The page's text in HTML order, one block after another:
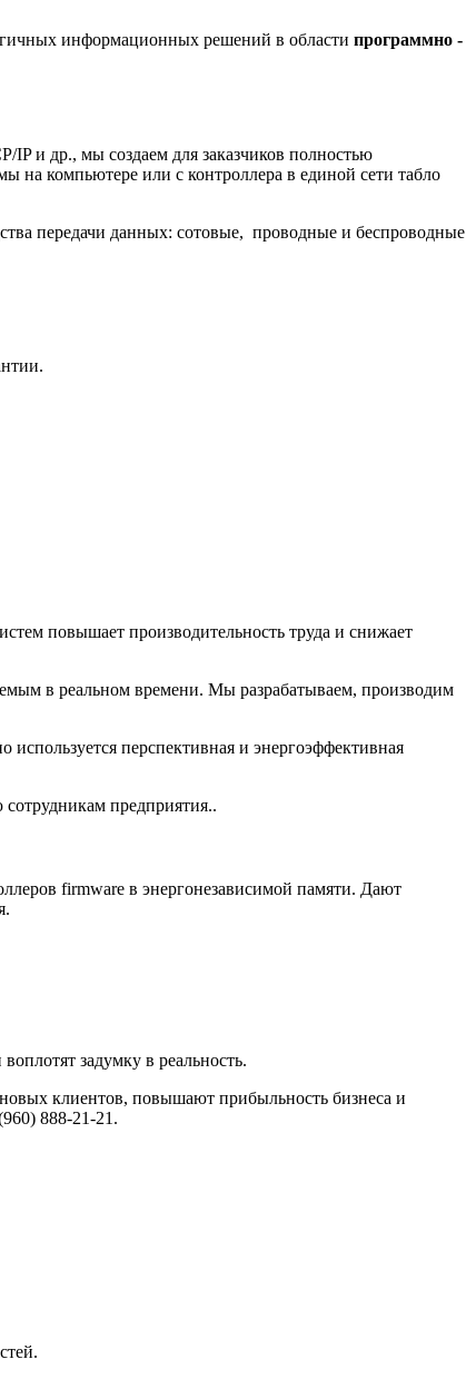
информационных решений в области программно -
и др., мы создаем для заказчиков полностью
компьютере или с контроллера в единой сети табло
передачи данных: сотовые, проводные и беспроводные
повышает производительность труда и снижает
в реальном времени. Мы разрабатываем, производим
перспективная и энергоэффективная
предприятия..
firmware в энергонезависимой памяти. Дают
задумку в реальность.
клиентов, повышают прибыльность бизнеса и
888-21-21.